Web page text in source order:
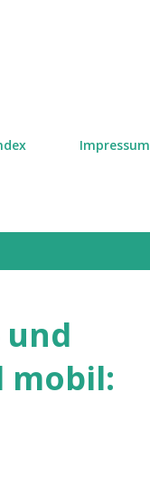
Impressum
mobil: